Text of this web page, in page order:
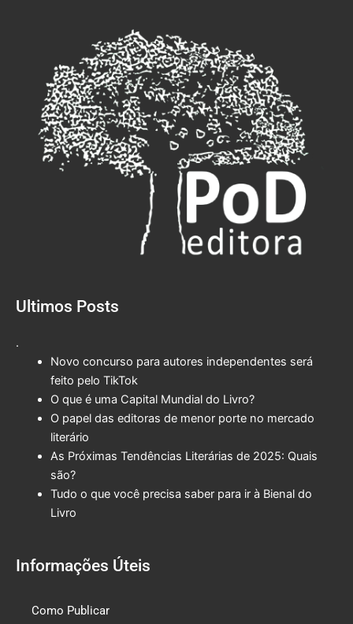
Ultimos Posts
.
Novo concurso para autores independentes será
feito pelo TikTok
O que é uma Capital Mundial do Livro?
O papel das editoras de menor porte no mercado
literário
As Próximas Tendências Literárias de 2025: Quais
são?
Tudo o que você precisa saber para ir à Bienal do
Livro
Informações Úteis
Como Publicar